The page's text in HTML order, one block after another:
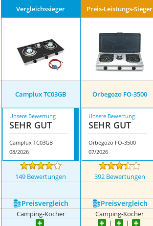
Service
Vergleichssieger Preis-Leistungs-Sieger
Camplux TC03GB Orbegozo FO-3500
Unsere Bewertung
SEHR GUT
Camplux TC03GB
08/2026
Unsere Bewertung
SEHR GUT
Orbegozo FO-3500
07/2026
149 Bewertungen 392 Bewertungen
Preis­vergleich Preis­vergleich
Camping-Kocher Camping-Kocher